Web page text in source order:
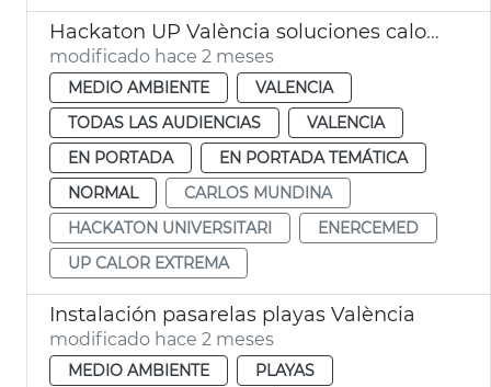
Hackaton UP València soluciones calor extrema
modificado hace 2 meses
MEDIO AMBIENTE
VALENCIA
TODAS LAS AUDIENCIAS
VALENCIA
EN PORTADA
EN PORTADA TEMÁTICA
NORMAL
CARLOS MUNDINA
HACKATON UNIVERSITARI
ENERCEMED
UP CALOR EXTREMA
Instalación pasarelas playas València
modificado hace 2 meses
MEDIO AMBIENTE
PLAYAS